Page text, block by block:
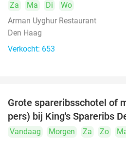
Za Ma Di
Wo
Arman Uyghur Restaurant
Den Haag
Verkocht: 653
Grote spareribsschotel of
pers) bij King's Spareribs
Vandaag Morgen Za Zo